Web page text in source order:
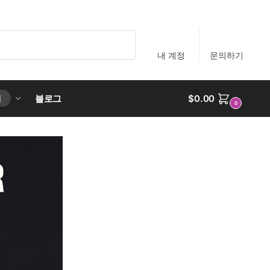
내 계정 문의하기
블로그 $0.00 0